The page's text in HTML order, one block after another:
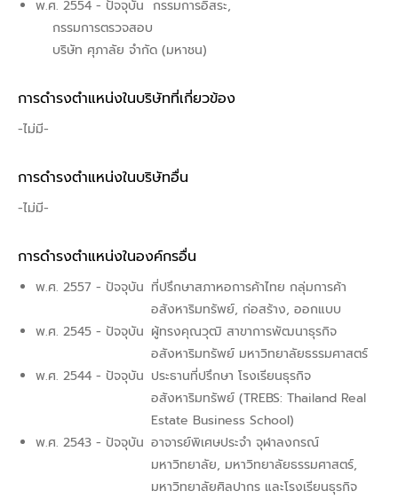
พ.ศ. 2554 - ปัจจุบัน กรรมการอิสระ,
กรรมการตรวจสอบ
บริษัท ศุภาลัย จํากัด (มหาชน)
การดำรงตำแหน่งในบริษัทที่เกี่ยวข้อง
-ไม่มี-
การดำรงตำแหน่งในบริษัทอื่น
-ไม่มี-
การดำรงตำแหน่งในองค์กรอื่น
พ.ศ. 2557 - ปัจจุบัน ที่ปรึกษาสภาหอการค้าไทย กลุ่มการค้า
อสังหาริมทรัพย์, ก่อสร้าง, ออกแบบ
พ.ศ. 2545 - ปัจจุบัน ผู้ทรงคุณวุฒิ สาขาการพัฒนาธุรกิจ
อสังหาริมทรัพย์ มหาวิทยาลัยธรรมศาสตร์
พ.ศ. 2544 - ปัจจุบัน ประธานที่ปรึกษา โรงเรียนธุรกิจ
อสังหาริมทรัพย์ (TREBS: Thailand Real
Estate Business School)
พ.ศ. 2543 - ปัจจุบัน อาจารย์พิเศษประจำ จุฬาลงกรณ์
มหาวิทยาลัย, มหาวิทยาลัยธรรมศาสตร์,
มหาวิทยาลัยศิลปากร และโรงเรียนธุรกิจ